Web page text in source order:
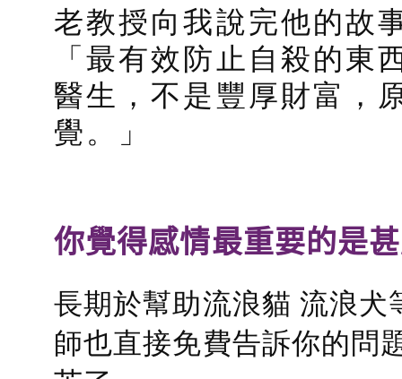
老教授向我說完他的故
「最有效防止自殺的
醫生，不是豐厚財富，
覺。」
你覺得感情最重要的是
長期於幫助流浪貓 流浪
師也直接免費告訴你的問